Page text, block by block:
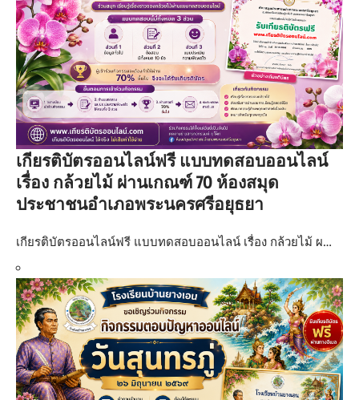
เกียรติบัตรออนไลน์ฟรี แบบทดสอบออนไลน์
เรื่อง กล้วยไม้ ผ่านเกณฑ์ 70 ห้องสมุด
ประชาชนอำเภอพระนครศรีอยุธยา
เกียรติบัตรออนไลน์ฟรี แบบทดสอบออนไลน์ เรื่อง กล้วยไม้ ผ…